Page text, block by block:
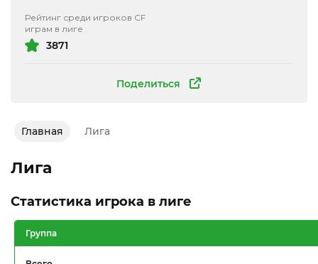
Поделиться
Рейтинг среди игроков CF
играм в лиге
3871
Главная Лига
Лига
Статистика игрока в лиге
Группа